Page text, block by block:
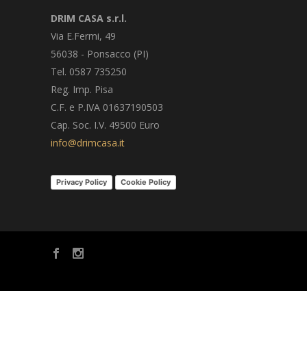
DRIM CASA s.r.l.
Via E.Fermi, 49
56038 - Ponsacco (PI)
Tel. 0587 735250
Reg. Imp. Pisa
C.F. e P.IVA 01637190503
Cap. Soc. I.V. 49500 Euro
info@drimcasa.it
Privacy Policy Cookie Policy